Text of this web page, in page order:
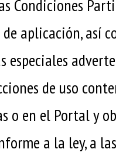
Condiciones
aplicación, así
especiales
de uso
o en el Portal y
a la ley, a